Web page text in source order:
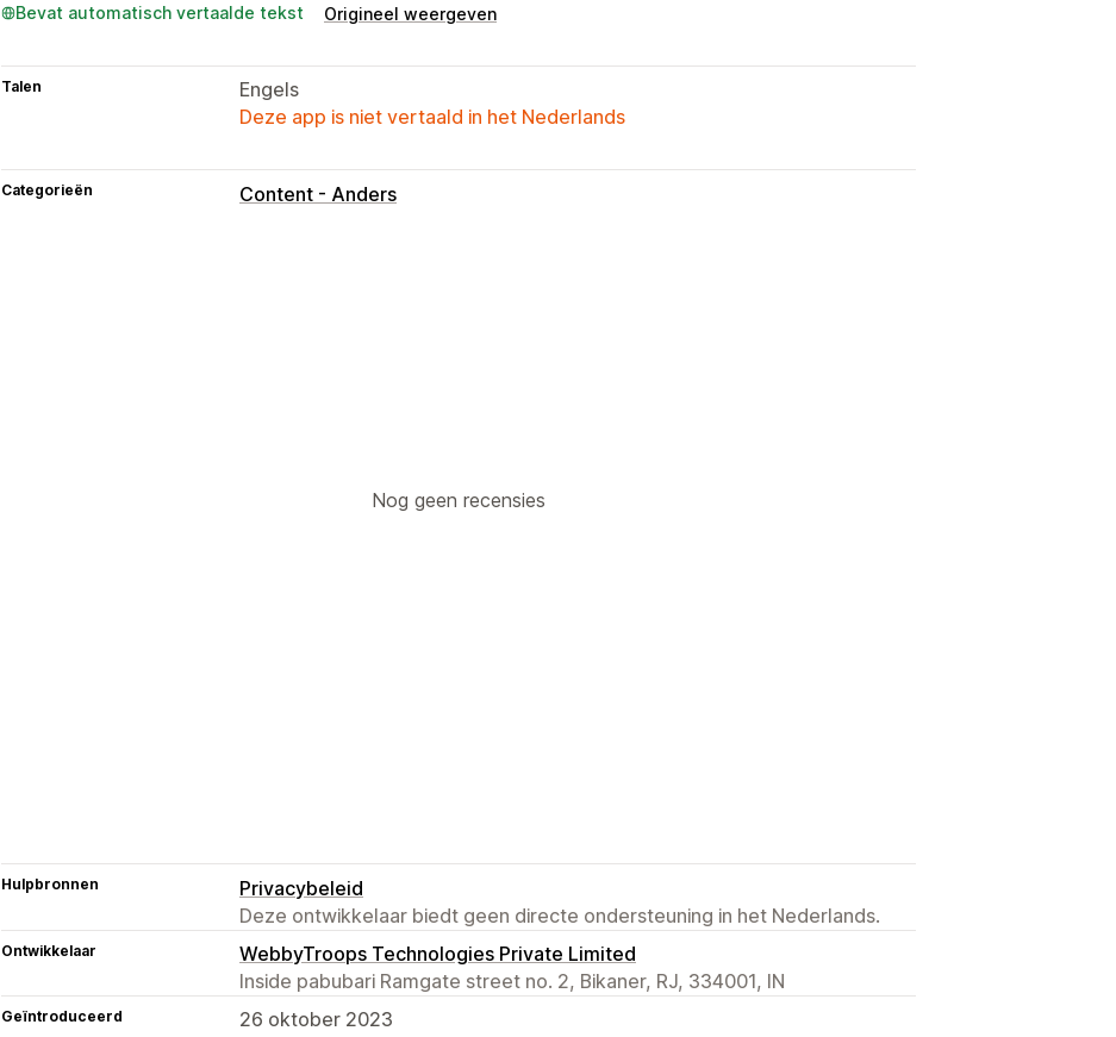
Bevat automatisch vertaalde tekst Origineel weergeven
Talen
Engels
Deze app is niet vertaald in het Nederlands
Categorieën Content - Anders
Nog geen recensies
Hulpbronnen
Privacybeleid
Deze ontwikkelaar biedt geen directe ondersteuning in het Nederlands.
Ontwikkelaar
WebbyTroops Technologies Private Limited
Inside pabubari Ramgate street no. 2, Bikaner, RJ, 334001, IN
Geïntroduceerd 26 oktober 2023